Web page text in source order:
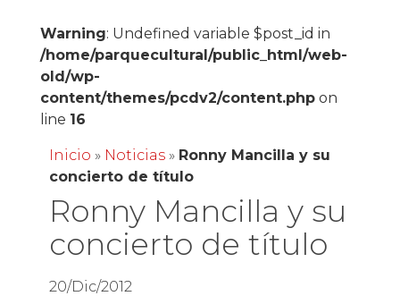
Warning: Undefined variable $post_id in
/home/parquecultural/public_html/web-
old/wp-
content/themes/pcdv2/content.phpon
line 16
Inicio » Noticias» Ronny Mancilla y su
concierto de título
Ronny Mancilla y su
concierto de título
20/Dic/2012